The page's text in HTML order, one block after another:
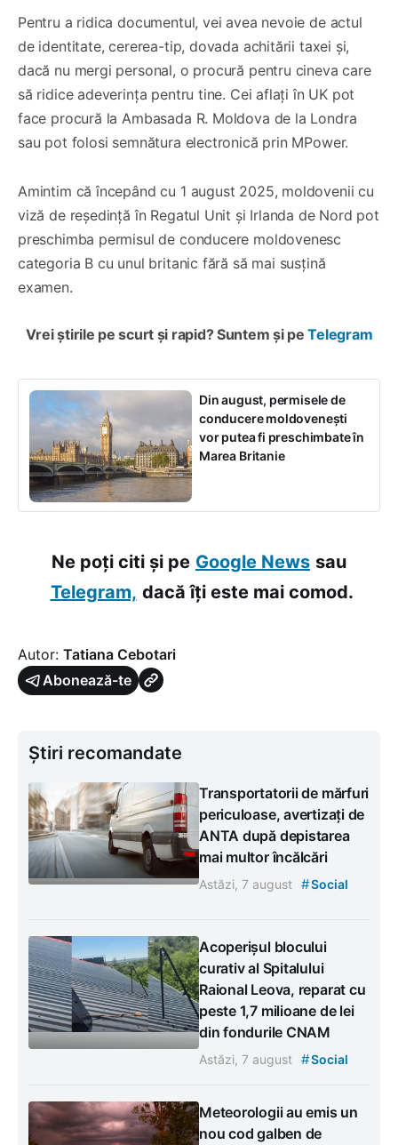
Pentru a ridica documentul, vei avea nevoie de actul
de identitate, cererea-tip, dovada achitării taxei și,
dacă nu mergi personal, o procură pentru cineva care
să ridice adeverința pentru tine. Cei aflați în UK pot
face procură la Ambasada R. Moldova de la Londra
sau pot folosi semnătura electronică prin MPower.
Amintim că începând cu 1 august 2025, moldovenii cu
viză de reședință în Regatul Unit și Irlanda de Nord pot
preschimba permisul de conducere moldovenesc
categoria B cu unul britanic fără să mai susțină
examen.
Vrei știrile pe scurt și rapid? Suntem și peTelegram
Din august, permisele de
conducere moldovenești
vor putea fi preschimbate în
Marea Britanie
Ne poți citi și pe Google News sau
Telegram, dacă îți este mai comod.
Autor: Tatiana Cebotari
Abonează-te
Știri recomandate
Transportatorii de mărfuri
periculoase, avertizați de
ANTA după depistarea
mai multor încălcări
Astăzi, 7 august #Social
Acoperișul blocului
curativ al Spitalului
Raional Leova, reparat cu
peste 1,7 milioane de lei
din fondurile CNAM
Astăzi, 7 august #Social
Meteorologii au emis un
nou cod galben de